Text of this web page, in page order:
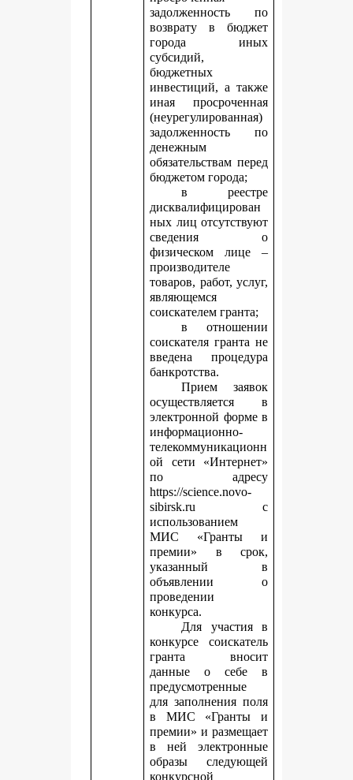
задолженность по
возврату в бюджет
города иных
субсидий,
бюджетных
инвестиций, а также
иная просроченная
(неурегулированная)
задолженность по
денежным
обязательствам перед
бюджетом города;
в реестре
дисквалифицирован
ных лиц отсутствуют
сведения о
физическом лице –
производителе
товаров, работ, услуг,
являющемся
соискателем гранта;
в отношении
соискателя гранта не
введена процедура
банкротства.
Прием заявок
осуществляется в
электронной форме в
информационно-
телекоммуникационн
ой сети «Интернет»
по адресу
https://science.novo-
sibirsk.ru с
использованием
МИС «Гранты и
премии» в срок,
указанный в
объявлении о
проведении
конкурса.
Для участия в
конкурсе соискатель
гранта вносит
данные о себе в
предусмотренные
для заполнения поля
в МИС «Гранты и
премии» и размещает
в ней электронные
образы следующей
конкурсной